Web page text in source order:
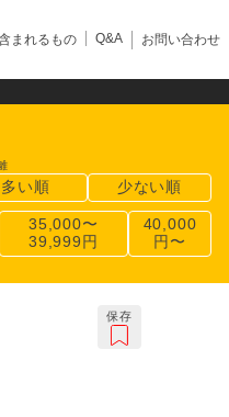
まれるもの Q&A お問い合わせ
多い順 少ない順
35,000〜
39,999円
40,000
円〜
保存